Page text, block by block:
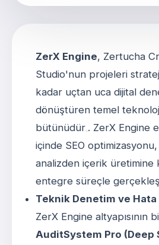
ZerX Engine, Zertucha
Studio'nun projeleri
kadar uçtan uca dijital
dönüştüren temel
bütünüdür . ZerX Engine
içinde SEO
analizden içerik üretimine
entegre süreçle
Teknik Denetim ve Hata
ZerX Engine altyapısının
AuditSystem Pro (Deep